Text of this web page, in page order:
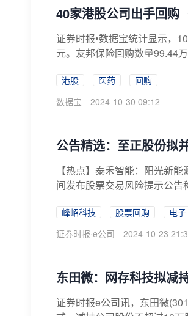
40家港股公司出手回购
证券时报•数据宝统计显示，
元。友邦保险回购数量99.44
港股 医药
回购
数据宝
2024-10-30 09:12
公告精选：至正股份拟
【热点】泰禾智能：阳光新
间发布股票交易风险提示公告
峰岹科技 股票回购
电子
证券时报·e公司
2024-10-23
东田微：网存科技拟减
证券时报e公司讯，东田微